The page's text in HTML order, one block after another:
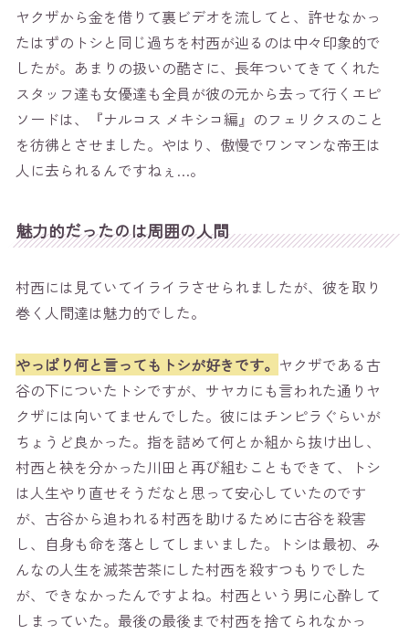
ヤクザから金を借りて裏ビデオを流してと、許せなかっ
たはずのトシと同じ過ちを村西が辿るのは中々印象的で
したが。あまりの扱いの酷さに、長年ついてきてくれた
スタッフ達も女優達も全員が彼の元から去って行くエピ
ソードは、『ナルコス メキシコ編』のフェリクスのこと
を彷彿とさせました。やはり、傲慢でワンマンな帝王は
人に去られるんですねぇ…。
魅力的だったのは周囲の人間
村西には見ていてイライラさせられましたが、彼を取り
巻く人間達は魅力的でした。
やっぱり何と言ってもトシが好きです。 ヤクザである古
谷の下についたトシですが、サヤカにも言われた通りヤ
クザには向いてませんでした。彼にはチンピラぐらいが
ちょうど良かった。指を詰めて何とか組から抜け出し、
村西と袂を分かった川田と再び組むこともできて、トシ
は人生やり直せそうだなと思って安心していたのです
が、古谷から追われる村西を助けるために古谷を殺害
し、自身も命を落としてしまいました。トシは最初、み
んなの人生を滅茶苦茶にした村西を殺すつもりでした
が、できなかったんですよね。村西という男に心酔して
しまっていた。最後の最後まで村西を捨てられなかっ